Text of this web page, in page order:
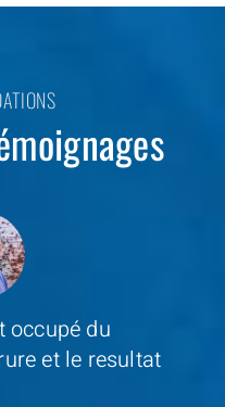
occupé du
et le resultat